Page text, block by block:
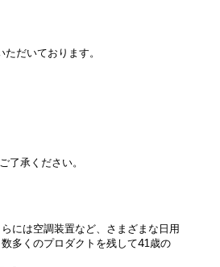
だいております。
了承ください。
には空調装置など、さまざまな日用
多くのプロダクトを残して41歳の